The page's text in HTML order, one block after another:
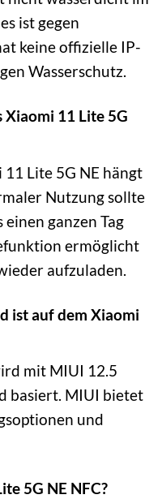
ist gegen
keine offizielle IP-
Wasserschutz.
11 Lite 5G
Lite 5G NE hängt
Nutzung sollte
ganzen Tag
ermöglicht
aufzuladen.
ist auf dem Xiaomi
mit MIUI 12.5
basiert. MIUI bietet
und
5G NE NFC?